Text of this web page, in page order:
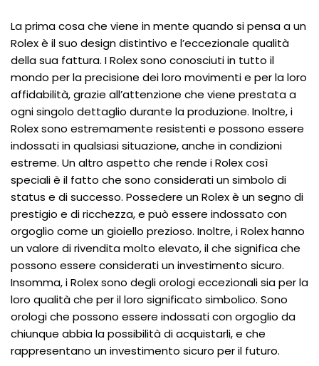
La prima cosa che viene in mente quando si pensa a un
Rolex è il suo design distintivo e l’eccezionale qualità
della sua fattura. I Rolex sono conosciuti in tutto il
mondo per la precisione dei loro movimenti e per la loro
affidabilità, grazie all’attenzione che viene prestata a
ogni singolo dettaglio durante la produzione. Inoltre, i
Rolex sono estremamente resistenti e possono essere
indossati in qualsiasi situazione, anche in condizioni
estreme. Un altro aspetto che rende i Rolex così
speciali è il fatto che sono considerati un simbolo di
status e di successo. Possedere un Rolex è un segno di
prestigio e di ricchezza, e può essere indossato con
orgoglio come un gioiello prezioso. Inoltre, i Rolex hanno
un valore di rivendita molto elevato, il che significa che
possono essere considerati un investimento sicuro.
Insomma, i Rolex sono degli orologi eccezionali sia per la
loro qualità che per il loro significato simbolico. Sono
orologi che possono essere indossati con orgoglio da
chiunque abbia la possibilità di acquistarli, e che
rappresentano un investimento sicuro per il futuro.